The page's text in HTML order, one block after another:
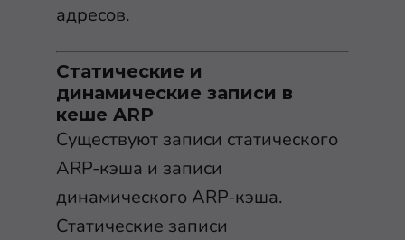
адресов.
Статические и
динамические записи в
кеше ARP
Существуют записи статического
ARP-кэша и записи
динамического ARP-кэша.
Статические записи